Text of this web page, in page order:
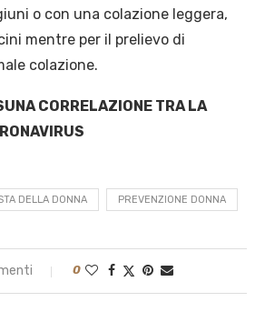
o con una colazione leggera,
mentre per il prelievo di
colazione.
CORRELAZIONE TRA LA
DELLA DONNA PREVENZIONE DONNA
0